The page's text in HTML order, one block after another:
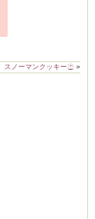
スノーマンクッキー☃ »